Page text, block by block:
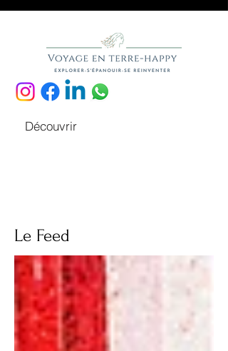
Découvrir
Le Feed